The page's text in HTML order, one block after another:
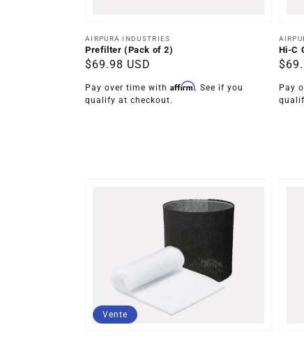
Distributeur :
AIRPURA INDUSTRIES
Prefilter (Pack of 2)
Prix
habituel
$69.98 USD
Pay over time with Affirm. See if you
qualify at checkout.
Hi-C
Prix
Pay
Vente